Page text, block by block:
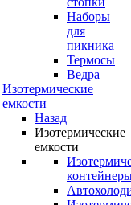
Наборы
для
пикника
Термосы
Ведра
Изотермические
емкости
Назад
Изотермические
емкости